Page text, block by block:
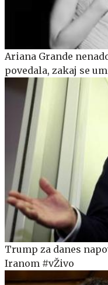
Ariana Grande
povedala, zakaj se
Trump za danes
Iranom #vŽivo